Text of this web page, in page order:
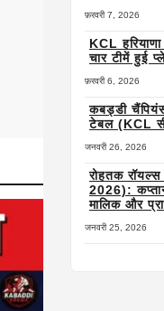
फ़रवरी 7, 2026
KCL
चार टीमें हुई
फ़रवरी 6, 2026
कबड्डी
टेबल (KCL
जनवरी 26, 2026
रोहतक
2026):
मालिक और
जनवरी 25, 2026